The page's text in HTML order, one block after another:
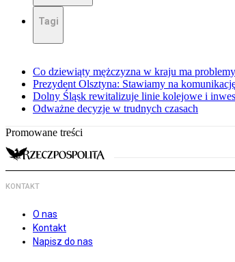
Tagi
Co dziewiąty mężczyzna w kraju ma problemy
Prezydent Olsztyna: Stawiamy na
Dolny Śląsk rewitalizuje linie kolejowe i
Odważne decyzje w trudnych czasach
Promowane treści
KONTAKT
O nas
Kontakt
Napisz do nas